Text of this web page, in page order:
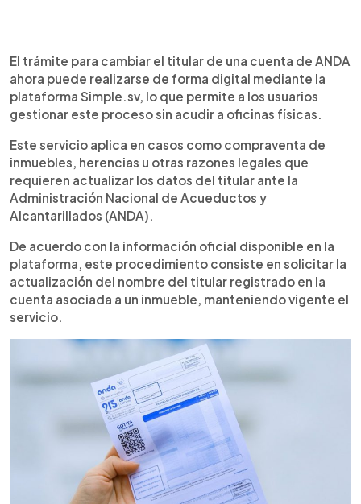
► Escuchar artículo
El trámite para cambiar el titular de una cuenta de ANDA
ahora puede realizarse de forma digital mediante la
plataforma Simple.sv, lo que permite a los usuarios
gestionar este proceso sin acudir a oficinas físicas.
Este servicio aplica en casos como compraventa de
inmuebles, herencias u otras razones legales que
requieren actualizar los datos del titular ante la
Administración Nacional de Acueductos y
Alcantarillados (ANDA).
De acuerdo con la información oficial disponible en la
plataforma, este procedimiento consiste en solicitar la
actualización del nombre del titular registrado en la
cuenta asociada a un inmueble, manteniendo vigente el
servicio.